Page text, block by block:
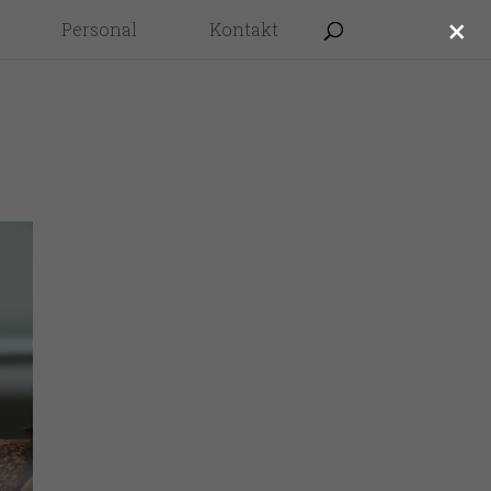
Personal Kontakt ×